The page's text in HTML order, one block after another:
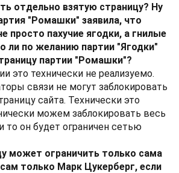
отдельно взятую страницу? Ну
"Ромашки" заявила, что
просто пахучие ягодки, а гнилые
ли по желанию партии "Ягодки"
партии "Ромашки"?
это технически не реализуемо.
связи не могут заблокировать
сайта. Технически это
можем заблокировать весь
то он будет ограничен сетью
может ограничить только сама
только Марк Цукерберг, если